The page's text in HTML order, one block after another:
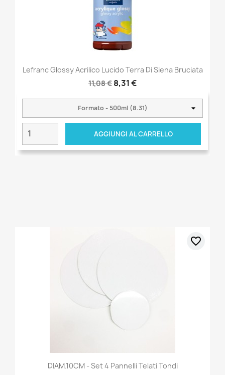
Lefranc Glossy Acrilico Lucido Terra Di Siena Bruciata
11,08 € 8,31 €
AGGIUNGI AL CARRELLO
DIAM.10CM - Set 4 Pannelli Telati Tondi
favorite_border